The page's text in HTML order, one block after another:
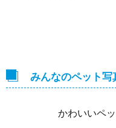
みんなのペット写
かわいいペ